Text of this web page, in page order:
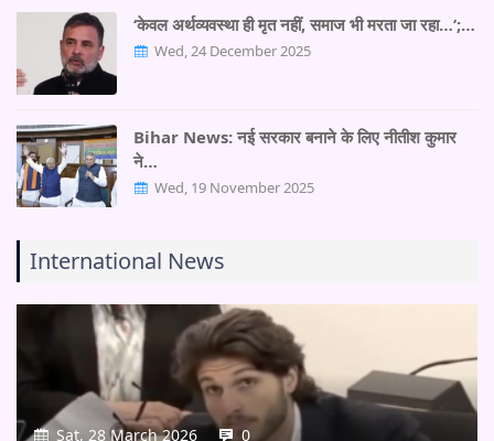
‘केवल अर्थव्यवस्था ही मृत नहीं, समाज भी मरता जा रहा…’;…
Wed, 24 December 2025
Bihar News: नई सरकार बनाने के लिए नीतीश कुमार
ने…
Wed, 19 November 2025
International News
Sat, 28 March 2026 0